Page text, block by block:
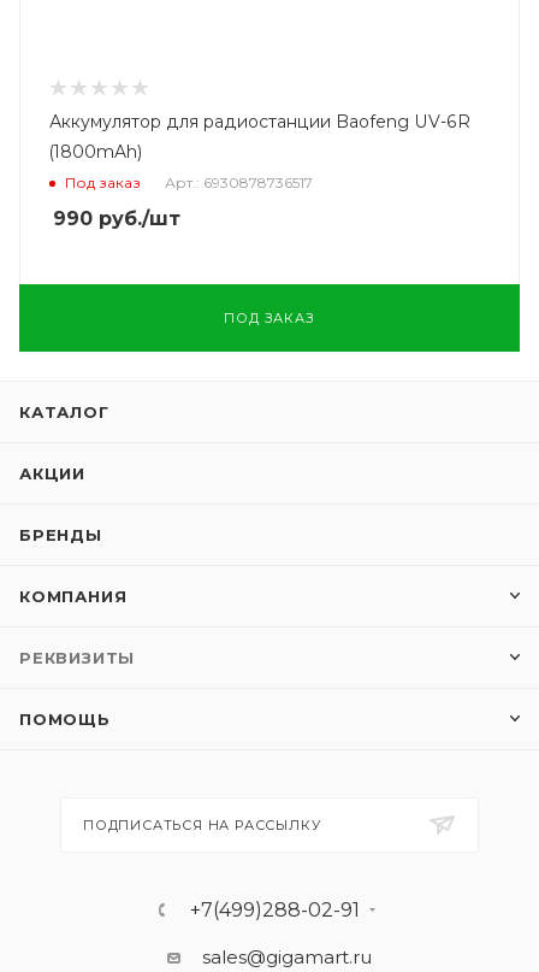
Аккумулятор для радиостанции Baofeng UV-6R
(1800mAh)
Под заказ Арт.: 6930878736517
990 руб./шт
ПОД ЗАКАЗ
КАТАЛОГ
АКЦИИ
БРЕНДЫ
КОМПАНИЯ
РЕКВИЗИТЫ
ПОМОЩЬ
ПОДПИСАТЬСЯ НА РАССЫЛКУ
+7(499)288-02-91
sales@gigamart.ru